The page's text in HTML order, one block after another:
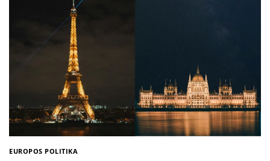
EUROPOS POLITIKA